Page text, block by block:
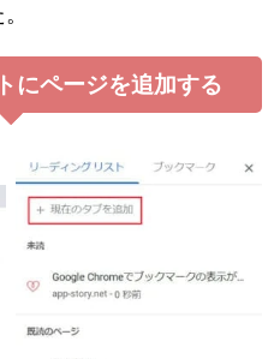
にページを追加する